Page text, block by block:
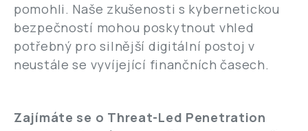
pomohli. Naše zkušenosti s kybernetickou
bezpečností mohou poskytnout vhled
potřebný pro silnější digitální postoj v
neustále se vyvíjející finančních časech.
Zajímáte se o Threat-Led Penetration